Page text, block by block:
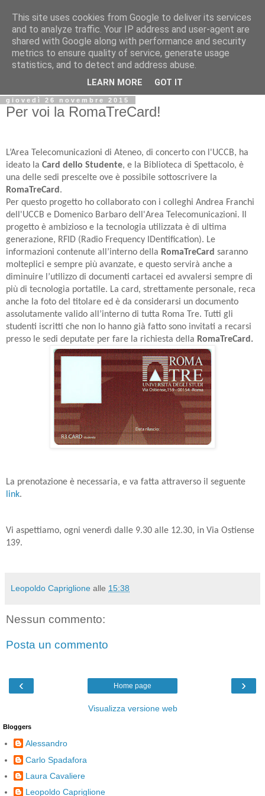
Biblio@rti in
Il Blog della Biblioteca di Area delle arti per condividere
informazioni iniziative incontri
giovedì 26 novembre 2015
Per voi la RomaTreCard!
L’Area Telecomunicazioni di Ateneo, di concerto con l'UCCB, ha
ideato la Card dello Studente, e la Biblioteca di Spettacolo, è
una delle sedi prescelte ove è possibile sottoscrivere la
RomaTreCard .
Per questo progetto ho collaborato con i colleghi Andrea Franchi
dell'UCCB e Domenico Barbaro dell'Area Telecomunicazioni.
progetto è ambizioso e la tecnologia utilizzata è di ultima
generazione, RFID (Radio Frequency IDentification). Le
informazioni contenute all’interno della RomaTreCard saranno
molteplici e sempre più avanzate, e questo servirà anche a
diminuire l’utilizzo di documenti cartacei ed avvalersi sempre di
più di tecnologia portatile. La card, strettamente personale, reca
anche la foto del titolare ed è da considerarsi un documento
assolutamente valido all’interno di tutta Roma Tre.
Tutti gli
studenti iscritti che non lo hanno già fatto sono invitati a recarsi
presso le sedi deputate per fare la richiesta della RomaTreCard.
La prenotazione è necessaria, e va fatta attraverso il seguente
link.
Vi aspettiamo, ogni venerdì dalle 9.30 alle 12.30, in Via Ostiense
139.
Leopoldo Capriglione alle 15:38
Nessun commento:
Posta un commento
‹ ›
Home page
Visualizza versione web
Bloggers
Alessandro
Carlo Spadafora
Laura Cavaliere
Leopoldo Capriglione
This site uses cookies from Google to deliver its services
and to analyze traffic. Your IP address and user-agent are
shared with Google along with performance and security
metrics to ensure quality of service, generate usage
statistics, and to detect and address abuse.
LEARN MORE GOT IT